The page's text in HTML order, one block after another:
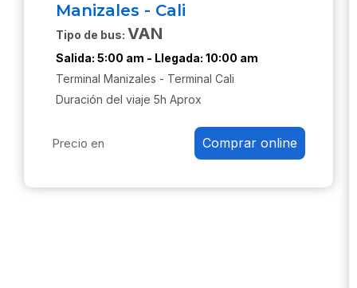
Manizales - Cali
Tipo de bus: VAN
Salida: 5:00 am - Llegada: 10:00 am
Terminal Manizales - Terminal Cali
Duración del viaje 5h Aprox
Precio en Comprar online